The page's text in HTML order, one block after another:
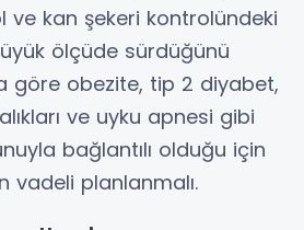
ve kan şekeri kontrolündeki
ölçüde sürdüğünü
göre obezite, tip 2 diyabet,
ve uyku apnesi gibi
bağlantılı olduğu için
vadeli planlanmalı.